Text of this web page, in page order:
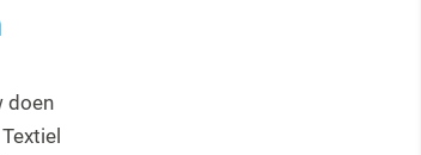
doen